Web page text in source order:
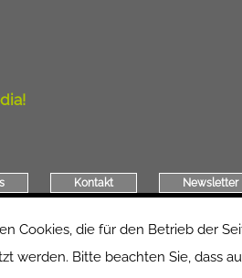
Kontakt Newsletter
Präambel
Cookies, die für den Betrieb der
Bitte beachten Sie, dass